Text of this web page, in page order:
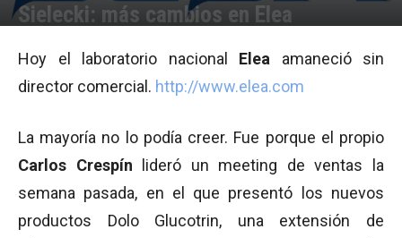
Sielecki: más cambios en Elea
Hoy el laboratorio nacional Elea amaneció sin
director comercial. http://www.elea.com
La mayoría no lo podía creer. Fue porque el propio
Carlos Crespín lideró un meeting de ventas la
semana pasada, en el que presentó los nuevos
productos Dolo Glucotrin, una extensión de